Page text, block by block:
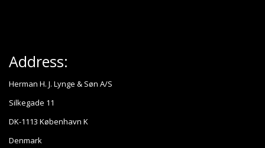
Address:
Herman H. J. Lynge & Søn A/S
Silkegade 11
DK-1113 København K
Denmark